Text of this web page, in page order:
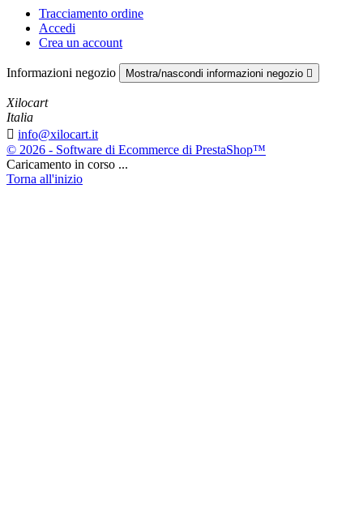
Tracciamento ordine
Accedi
Crea un account
Informazioni negozio Mostra/nascondi informazioni negozio 
Xilocart
Italia
 info@xilocart.it
© 2026 - Software di Ecommerce di PrestaShop™
Caricamento in corso ...
Torna all'inizio